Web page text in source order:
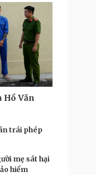
Hồ Văn
trái phép
mẹ sát hại
hiểm